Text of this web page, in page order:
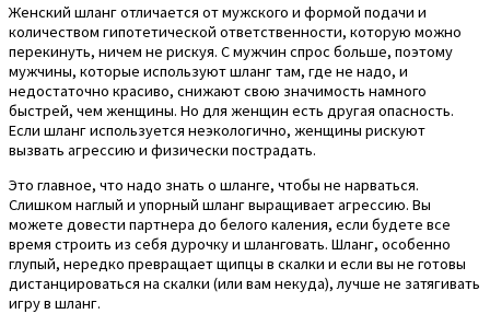
Женский шланг отличается от мужского и формой подачи и
количеством гипотетической ответственности, которую можно
перекинуть, ничем не рискуя. С мужчин спрос больше, поэтому
мужчины, которые используют шланг там, где не надо, и
недостаточно красиво, снижают свою значимость намного
быстрей, чем женщины. Но для женщин есть другая опасность.
Если шланг используется неэкологично, женщины рискуют
вызвать агрессию и физически пострадать.
Это главное, что надо знать о шланге, чтобы не нарваться.
Слишком наглый и упорный шланг выращивает агрессию. Вы
можете довести партнера до белого каления, если будете все
время строить из себя дурочку и шланговать. Шланг, особенно
глупый, нередко превращает щипцы в скалки и если вы не готовы
дистанцироваться на скалки (или вам некуда), лучше не затягивать
игру в шланг.